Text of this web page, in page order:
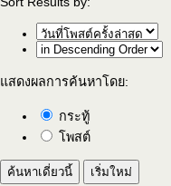
แสดงผลการค้นหาโดย:
กระทู้
โพสต์